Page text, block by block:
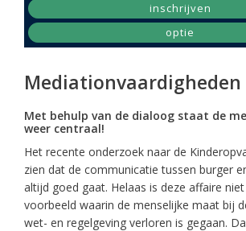
inschrijven
optie
Mediationvaardigheden
Met behulp van de dialoog staat de
weer centraal!
Het recente onderzoek naar de
zien dat de communicatie tussen burger
altijd goed gaat. Helaas is deze affaire
voorbeeld waarin de menselijke maat bij
wet- en regelgeving verloren is gegaan.